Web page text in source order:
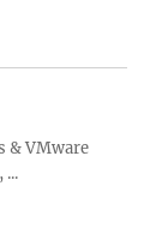
& VMware
...